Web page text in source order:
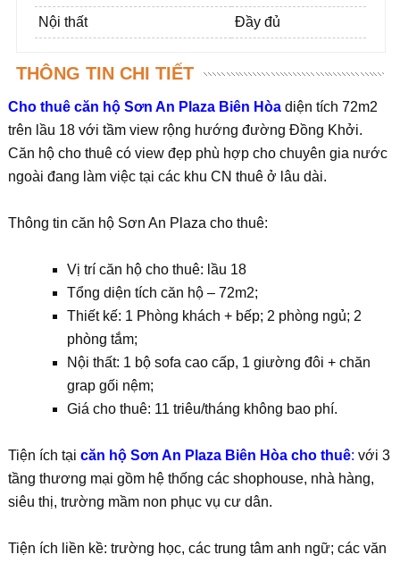
Nội thất Đầy đủ
THÔNG TIN CHI TIẾT
Cho thuê căn hộ Sơn An Plaza Biên Hòadiện tích 72m2
trên lầu 18 với tầm view rộng hướng đường Đồng Khởi.
Căn hộ cho thuê có view đẹp phù hợp cho chuyên gia nước
ngoài đang làm việc tại các khu CN thuê ở lâu dài.
Thông tin căn hộ Sơn An Plaza cho thuê:
Vị trí căn hộ cho thuê: lầu 18
Tổng diện tích căn hộ – 72m2;
Thiết kế: 1 Phòng khách + bếp; 2 phòng ngủ; 2
phòng tắm;
Nội thất: 1 bộ sofa cao cấp, 1 giường đôi + chăn
grap gối nệm;
Giá cho thuê: 11 triêu/tháng không bao phí.
Tiện ích tại căn hộ Sơn An Plaza Biên Hòa cho thuê: với 3
tầng thương mại gồm hệ thống các shophouse, nhà hàng,
siêu thị, trường mầm non phục vụ cư dân.
Tiện ích liền kề: trường học, các trung tâm anh ngữ; các văn